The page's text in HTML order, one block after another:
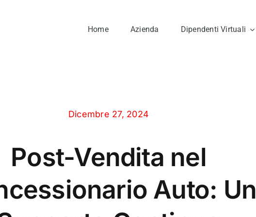
Home Azienda Dipendenti Virtuali
Dicembre 27, 2024
Post-Vendita nel
Auto: Un